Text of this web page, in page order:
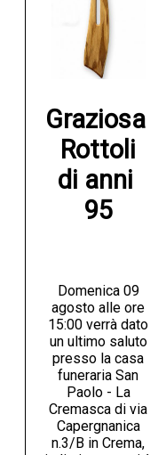
Graziosa
Rottoli
di anni
95
Domenica 09
agosto alle ore
15:00 verrà dato
un ultimo saluto
presso la casa
funeraria San
Paolo - La
Cremasca di via
Capergnanica
n.3/B in Crema,